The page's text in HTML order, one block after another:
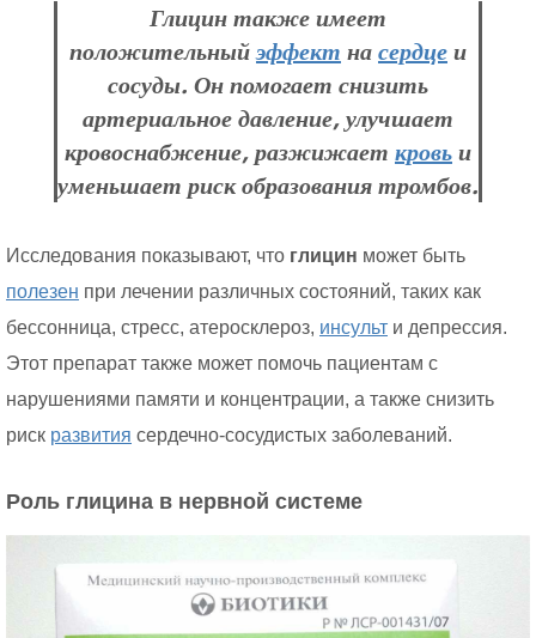
Глицин также имеет
положительныйэффект насердцеи
сосуды. Он помогает снизить
артериальное давление, улучшает
кровоснабжение, разжижает кровьи
уменьшает риск образования тромбов.
Исследования показывают, что глицин может быть
полезен при лечении различных состояний, таких как
бессонница, стресс, атеросклероз, инсульт и депрессия.
Этот препарат также может помочь пациентам с
нарушениями памяти и концентрации, а также снизить
риск развития сердечно-сосудистых заболеваний.
Роль глицина в нервной системе